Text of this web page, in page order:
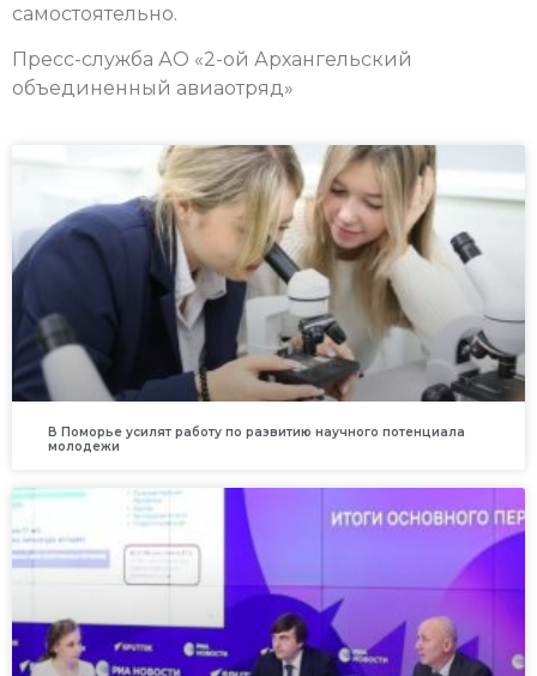
самостоятельно.
Пресс-служба АО «2-ой Архангельский
объединенный авиаотряд»
В Поморье усилят работу по развитию научного потенциала
молодежи